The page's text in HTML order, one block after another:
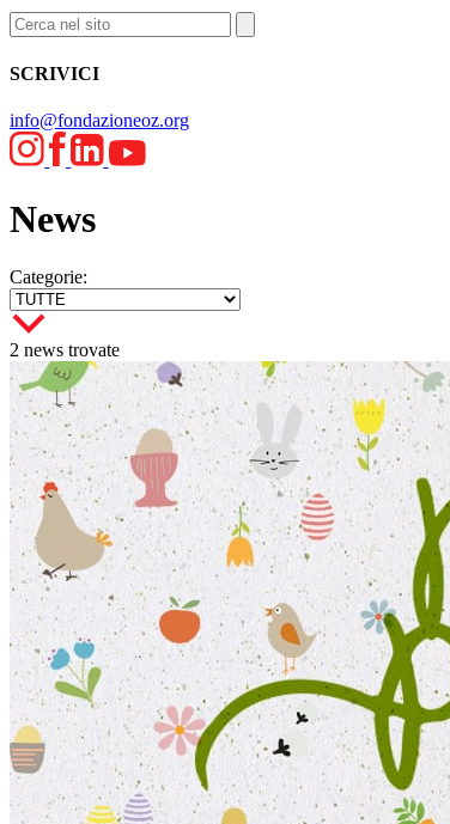
SCRIVICI
info@fondazioneoz.org
News
Categorie:
2 news trovate